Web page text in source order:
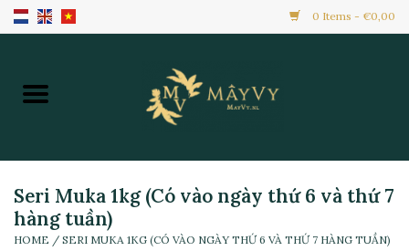
0 Items - €0,00
Home
Hàng Mới
Hàng Đông Lạnh
Seri Muka 1kg (Có vào ngày thứ 6 và thứ 7
hàng tuần)
HOME / SERI MUKA 1KG (CÓ VÀO NGÀY THỨ 6 VÀ THỨ 7 HÀNG TUẦN)